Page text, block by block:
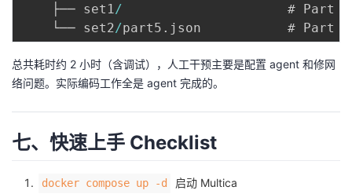
    ├── set1
/
                     # Part
    └── set2
/part5 . json           # Part
总共耗时约 2 小时（含调试），人工干预主要是配置 agent 和修网
络问题。实际编码工作全是 agent 完成的。
七、快速上手 Checklist
docker compose up -d 启动 Multica